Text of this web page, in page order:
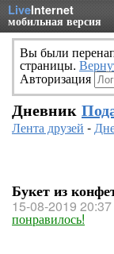
LiveInternet
мобильная версия
Вы были
страницы.
Авторизация
Дневник
Лента друзей -
Букет из
15-08-2019 20:37
понравилось!